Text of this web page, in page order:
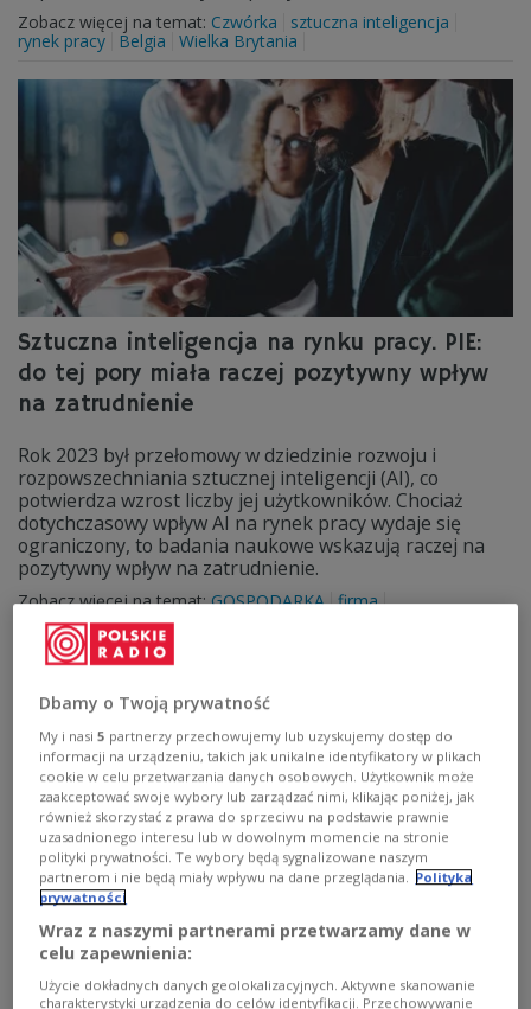
Zobacz więcej na temat: Czwórka
sztuczna inteligencja
rynek pracy
Belgia Wielka Brytania
Sztuczna inteligencja na rynku pracy. PIE:
do tej pory miała raczej pozytywny wpływ
na zatrudnienie
Rok 2023 był przełomowy w dziedzinie rozwoju i
rozpowszechniania sztucznej inteligencji (AI), co
potwierdza wzrost liczby jej użytkowników. Chociaż
dotychczasowy wpływ AI na rynek pracy wydaje się
ograniczony, to badania naukowe wskazują raczej na
pozytywny wpływ na zatrudnienie.
Zobacz więcej na temat:GOSPODARKA firma
sztuczna inteligencja
Czy maszyny i nowoczesne technologie
ostatecznie zastąpią ludzką pracę?
Na początku wszystko było wytwarzane ręcznie przez
Dbamy o Twoją prywatność
My i nasi5 partnerzy przechowujemy lub uzyskujemy dostęp do
informacji na urządzeniu, takich jak unikalne identyfikatory w plikach
cookie w celu przetwarzania danych osobowych. Użytkownik może
zaakceptować swoje wybory lub zarządzać nimi, klikając poniżej, jak
również skorzystać z prawa do sprzeciwu na podstawie prawnie
uzasadnionego interesu lub w dowolnym momencie na stronie
polityki prywatności. Te wybory będą sygnalizowane naszym
partnerom i nie będą miały wpływu na dane przeglądania.
Polityka
prywatności
Wraz z naszymi partnerami przetwarzamy dane w
celu zapewnienia:
Użycie dokładnych danych geolokalizacyjnych. Aktywne skanowanie
charakterystyki urządzenia do celów identyfikacji. Przechowywanie